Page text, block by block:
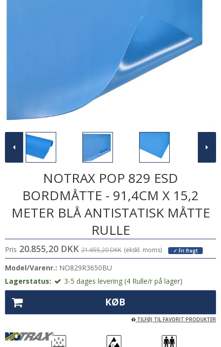
NOTRAX POP 829 ESD
BORDMÅTTE - 91,4CM X 15,2
METER BLÅ ANTISTATISK MÅTTE
RULLE
Pris 20.855,20 DKK 21.655,20 DKK (ekskl. moms) ✓ Fri fragt
Model/Varenr.: NO829R3650BU
Lagerstatus:
3-5 dages levering (4 Rulle/r på lager)
KØB
TILFØJ TIL FAVORIT PRODUKTER